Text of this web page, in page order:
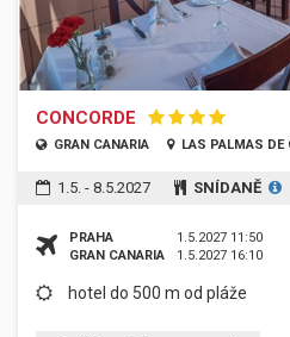
CONCORDE
GRAN CANARIA LAS PALMAS DE
1.5. - 8.5.2027 SNÍDANĚ
PRAHA
1.5.2027 11:50
GRAN CANARIA
1.5.2027 16:10
hotel do 500 m od pláže